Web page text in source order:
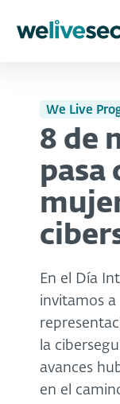
We Live
8 de
pasa
En el Día
invitamos
la
avances
en el